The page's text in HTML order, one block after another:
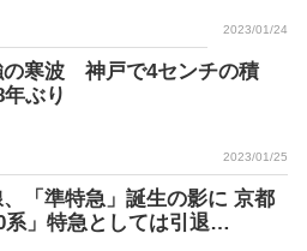
2023/01/24
の寒波 神戸で4センチの積
ぶり
2023/01/25
、「準特急」誕生の影に 京都
系」特急としては引退…